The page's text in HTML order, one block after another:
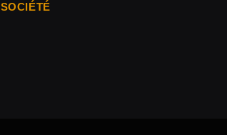
SOCIÉTÉ